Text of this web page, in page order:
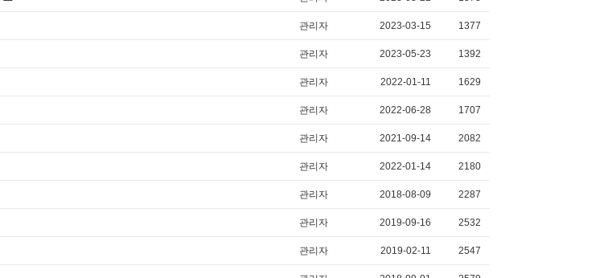
관리자 2023-03-15 1377
관리자 2023-05-23 1392
관리자 2022-01-11 1629
관리자 2022-06-28 1707
관리자 2021-09-14 2082
관리자 2022-01-14 2180
관리자 2018-08-09 2287
관리자 2019-09-16 2532
관리자 2019-02-11 2547